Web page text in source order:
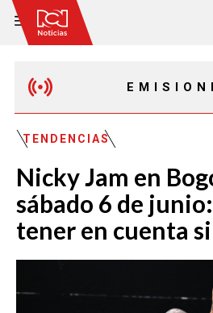
EMISIÓN 12:30 PM
EMISIÓN
TENDENCIAS
Nicky Jam en
sábado 6 de
tener en cuenta